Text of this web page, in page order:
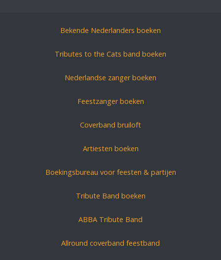
Bekende Nederlanders boeken
Tributes to the Cats band boeken
Nederlandse zanger boeken
Feestzanger boeken
Coverband bruiloft
Artiesten boeken
Boekingsbureau voor feesten & partijen
Tribute Band boeken
ABBA Tribute Band
Allround coverband feestband